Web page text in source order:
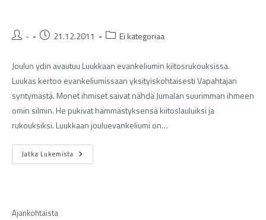
- 21.12.2011 Ei kategoriaa
Joulun ydin avautuu Luukkaan evankeliumin kiitosrukouksissa.
Luukas kertoo evankeliumissaan yksityiskohtaisesti Vapahtajan
syntymästä. Monet ihmiset saivat nähdä Jumalan suurimman ihmeen
omin silmin. He pukivat hämmästyksensä kiitoslauluiksi ja
rukouksiksi. Luukkaan jouluevankeliumi on…
Jatka Lukemista
Ajankohtaista